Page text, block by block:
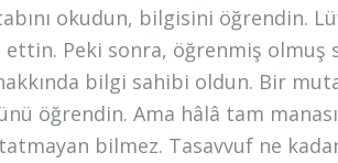
okudun, bilgisini öğrendin.
Peki sonra, öğrenmiş olmuş
bilgi sahibi oldun. Bir
öğrendin. Ama hâlâ tam
bilmez. Tasavvuf ne